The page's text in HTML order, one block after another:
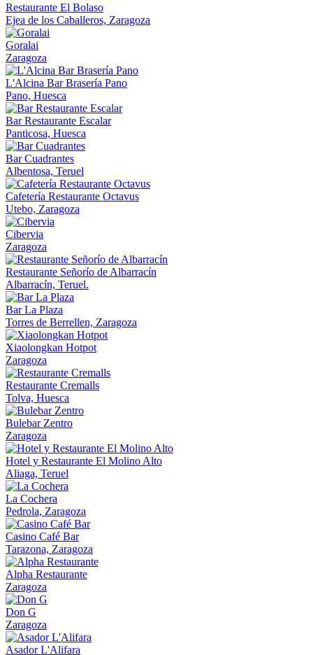
Restaurante El Bolaso
Ejea de los Caballeros, Zaragoza
Goralai
Zaragoza
L'Alcina Bar Brasería Pano
Pano, Huesca
Bar Restaurante Escalar
Panticosa, Huesca
Bar Cuadrantes
Albentosa, Teruel
Cafetería Restaurante Octavus
Utebo, Zaragoza
Cibervia
Zaragoza
Restaurante Señorío de Albarracín
Albarracín, Teruel.
Bar La Plaza
Torres de Berrellen, Zaragoza
Xiaolongkan Hotpot
Zaragoza
Restaurante Cremalls
Tolva, Huesca
Bulebar Zentro
Zaragoza
Hotel y Restaurante El Molino Alto
Aliaga, Teruel
La Cochera
Pedrola, Zaragoza
Casino Café Bar
Tarazona, Zaragoza
Alpha Restaurante
Zaragoza
Don G
Zaragoza
Asador L'Alifara